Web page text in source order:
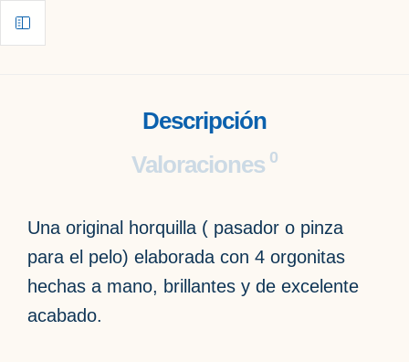
Descripción
Valoraciones 0
Una original horquilla ( pasador o pinza
para el pelo) elaborada con 4 orgonitas
hechas a mano, brillantes y de excelente
acabado.